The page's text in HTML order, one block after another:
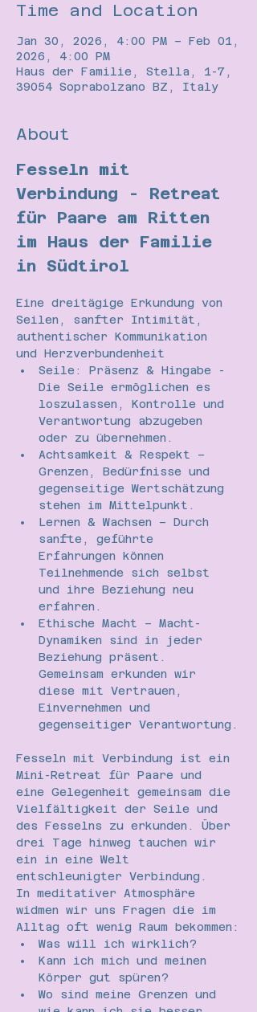
Time and Location
Jan 30, 2026, 4:00 PM – Feb 01,
2026, 4:00 PM
Haus der Familie, Stella, 1-7,
39054 Soprabolzano BZ, Italy
About
Fesseln mit
Verbindung - Retreat
für Paare am Ritten
im Haus der Familie
in Südtirol
Eine dreitägige Erkundung von
Seilen, sanfter Intimität,
authentischer Kommunikation
und Herzverbundenheit
Seile: Präsenz & Hingabe -
Die Seile ermöglichen es
loszulassen, Kontrolle und
Verantwortung abzugeben
oder zu übernehmen.
Achtsamkeit & Respekt –
Grenzen, Bedürfnisse und
gegenseitige Wertschätzung
stehen im Mittelpunkt.
Lernen & Wachsen – Durch
sanfte, geführte
Erfahrungen können
Teilnehmende sich selbst
und ihre Beziehung neu
erfahren.
Ethische Macht – Macht-
Dynamiken sind in jeder
Beziehung präsent.
Gemeinsam erkunden wir
diese mit Vertrauen,
Einvernehmen und
gegenseitiger Verantwortung.
Fesseln mit Verbindung ist ein
Mini-Retreat für Paare und
eine Gelegenheit gemeinsam die
Vielfältigkeit der Seile und
des Fesselns zu erkunden. Über
drei Tage hinweg tauchen wir
ein in eine Welt
entschleunigter Verbindung.
In meditativer Atmosphäre
widmen wir uns Fragen die im
Alltag oft wenig Raum bekommen:
Was will ich wirklich?
Kann ich mich und meinen
Körper gut spüren?
Wo sind meine Grenzen und